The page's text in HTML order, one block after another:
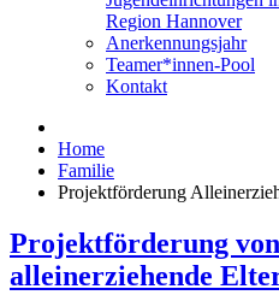
Region Hannover
Anerkennungsjahr
Teamer*innen-Pool
Kontakt
Home
Familie
Projektförderung
Projektförderung
alleinerziehende